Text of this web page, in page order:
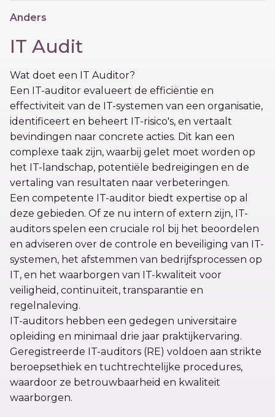
Anders
IT Audit
Wat doet een IT Auditor?
Een IT-auditor evalueert de efficiëntie en
effectiviteit van de IT-systemen van een organisatie,
identificeert en beheert IT-risico's, en vertaalt
bevindingen naar concrete acties. Dit kan een
complexe taak zijn, waarbij gelet moet worden op
het IT-landschap, potentiële bedreigingen en de
vertaling van resultaten naar verbeteringen.
Een competente IT-auditor biedt expertise op al
deze gebieden. Of ze nu intern of extern zijn, IT-
auditors spelen een cruciale rol bij het beoordelen
en adviseren over de controle en beveiliging van IT-
systemen, het afstemmen van bedrijfsprocessen op
IT, en het waarborgen van IT-kwaliteit voor
veiligheid, continuïteit, transparantie en
regelnaleving.
IT-auditors hebben een gedegen universitaire
opleiding en minimaal drie jaar praktijkervaring.
Geregistreerde IT-auditors (RE) voldoen aan strikte
beroepsethiek en tuchtrechtelijke procedures,
waardoor ze betrouwbaarheid en kwaliteit
waarborgen.